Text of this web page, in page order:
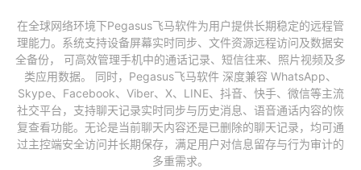
在全球网络环境下Pegasus飞马软件为用户提供长期稳定的远程管
理能力。系统支持设备屏幕实时同步、文件资源远程访问及数据安
全备份， 可高效管理手机中的通话记录、短信往来、照片视频及多
类应用数据。 同时，Pegasus飞马软件 深度兼容 WhatsApp、
Skype、Facebook、Viber、X、LINE、抖音、快手、微信等主流
社交平台，支持聊天记录实时同步与历史消息、语音通话内容的恢
复查看功能。无论是当前聊天内容还是已删除的聊天记录，均可通
过主控端安全访问并长期保存，满足用户对信息留存与行为审计的
多重需求。